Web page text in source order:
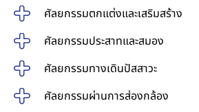
ศัลยกรรมตกแต่งและเสริมสร้าง
ศัลยกรรมประสาทและสมอง
ศัลยกรรมทางเดินปัสสาวะ
ศัลยกรรมผ่านการส่องกล้อง